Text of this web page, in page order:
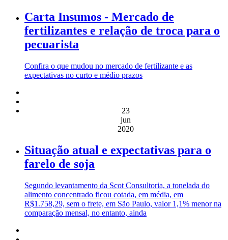
Carta Insumos - Mercado de
fertilizantes e relação de troca para o
pecuarista
Confira o que mudou no mercado de fertilizante e as
expectativas no curto e médio prazos
23
jun
2020
Situação atual e expectativas para o
farelo de soja
Segundo levantamento da Scot Consultoria, a tonelada do
alimento concentrado ficou cotada, em média, em
R$1.758,29, sem o frete, em São Paulo, valor 1,1% menor na
comparação mensal, no entanto, ainda